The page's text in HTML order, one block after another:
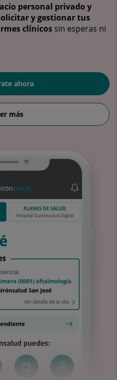
personal privado y
y gestionar tus
clínicos sin esperas ni
ahora
más